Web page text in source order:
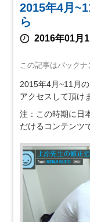
2015年4月
ら
2016年01月1
この記事はバック
2015年4月~11月
アクセスして頂け
注：この時期に日
だけるコンテンツ